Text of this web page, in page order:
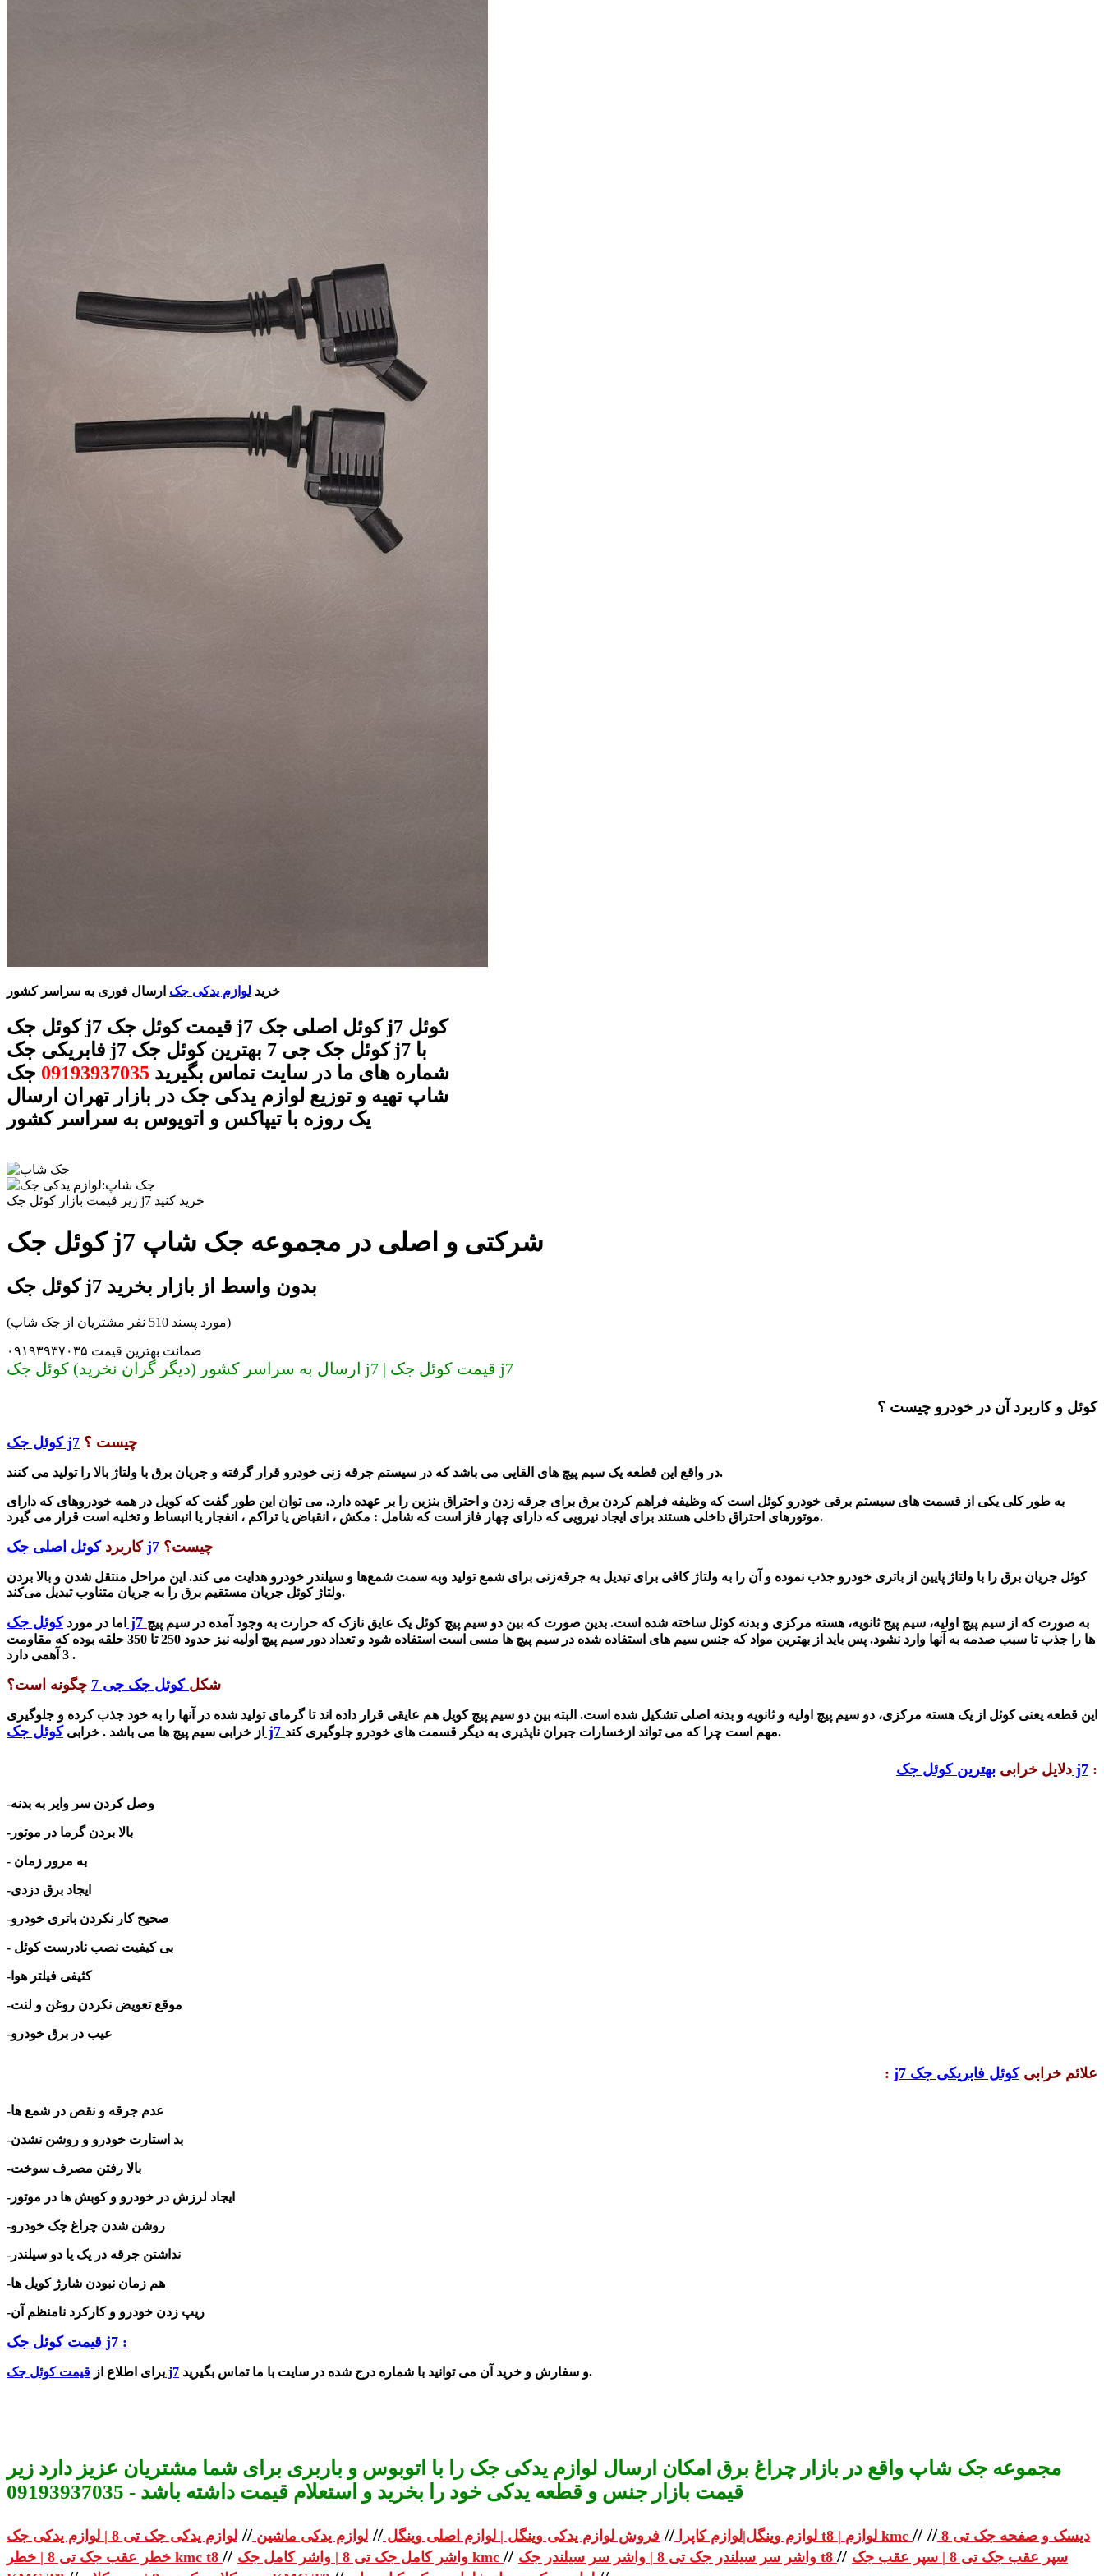
خرید لوازم یدکی جک ارسال فوری به سراسر کشور
کوئل جک j7 قیمت کوئل جک j7 کوئل اصلی جک j7 کوئل
فابریکی جک j7 کوئل جک جی 7 بهترین کوئل جک j7 با
شماره های ما در سایت تماس بگیرید 09193937035 جک
شاپ تهیه و توزیع لوازم یدکی جک در بازار تهران ارسال
یک روزه با تیپاکس و اتویوس به سراسر کشور
زیر قیمت بازار کوئل جک j7 خرید کنید
کوئل جک j7 شرکتی و اصلی در مجموعه جک شاپ
کوئل جک j7 بدون واسط از بازار بخرید
(مورد پسند 510 نفر مشتریان از جک شاپ)
ضمانت بهترین قیمت ۰۹۱۹۳۹۳۷۰۳۵
ارسال به سراسر کشور (دیگر گران نخرید) کوئل جک j7 | قیمت کوئل جک j7
کوئل و کاربرد آن در خودرو چیست ؟
کوئل جک j7 چیست ؟
در واقع این قطعه یک سیم پیچ های القایی می باشد که در سیستم جرقه زنی خودرو قرار گرفته و جریان برق با ولتاژ بالا را تولید می کنند.
به طور کلی یکی از قسمت های سیستم برقی خودرو کوئل است که وظیفه فراهم کردن برق برای جرقه زدن و احتراق بنزین را بر عهده دارد. می توان این طور گفت که کویل در همه خودروهای که دارای
موتورهای احتراق داخلی هستند برای ایجاد نیرویی که دارای چهار فاز است که شامل : مکش ، انقباض یا تراکم ، انفجار یا انبساط وتخلیه است قرار می گیرد .
کاربردکوئل اصلی جک j7 چیست؟
کوئل جریان برق را با ولتاژ پایین از باتری خودرو جذب نموده و آن را به ولتاژ کافی برای تبدیل به جرقه‌زنی برای شمع تولید وبه سمت شمع‌ها و سیلندر خودرو هدایت می کند. این مراحل منتقل شدن و بالا بردن
ولتاژ کوئل جریان مستقیم برق را به جریان متناوب تبدیل می‌کند.
اما در مورد کوئل جک j7 به صورت که از سیم پیچ اولیه، سیم پیج ثانویه، هسته مرکزی و بدنه کوئل ساخته شده است. بدین صورت که بین دو سیم پیچ کوئل یک عایق نازک که حرارت به وجود آمده در سیم پیچ
ها را جذب تا سبب صدمه به آنها وارد نشود. پس باید از بهترین مواد که جنس سیم های استفاده شده در سیم پیچ ها مسی است استفاده شود و تعداد دور سیم پیچ اولیه نیز حدود 250 تا 350 حلقه بوده که مقاومت
3 آهمی دارد .
شکل کوئل جک جی 7 چگونه است؟
این قطعه یعنی کوئل از یک هسته مرکزی، دو سیم پیچ اولیه و ثانویه و بدنه اصلی تشکیل شده است. البته بین دو سیم پیچ کویل هم عایقی قرار داده اند تا گرمای تولید شده در آنها را به خود جذب کرده و جلوگیری
از خرابی سیم پیچ ها می باشد . خرابی کوئل جک j7 مهم است چرا که می تواند ازخسارات جبران ناپذیری به دیگر قسمت های خودرو جلوگیری کند.
دلایل خرابی بهترین کوئل جک j7 :
-وصل کردن سر وایر به بدنه
-بالا بردن گرما در موتور
- به مرور زمان
-ایجاد برق دزدی
-صحیح کار نکردن باتری خودرو
- بی کیفیت نصب نادرست کوئل
-کثیفی فیلتر هوا
-موقع تعویض نکردن روغن و لنت
-عیب در برق خودرو
علائم خرابیکوئل فابریکی جک j7 :
-عدم جرقه و نقص در شمع ها
-بد استارت خودرو و روشن نشدن
-بالا رفتن مصرف سوخت
- ایجاد لرزش در خودرو و کوبش ها در موتور
-روشن شدن چراغ چک خودرو
-نداشتن جرقه در یک یا دو سیلندر
-هم زمان نبودن شارژ کویل ها
-ریپ زدن خودرو و کارکرد نامنظم آن
قیمت کوئل جک j7 :
برای اطلاع از قیمت کوئل جک j7 و سفارش و خرید آن می توانید با شماره درج شده در سایت با ما تماس بگیرید.
مجموعه جک شاپ واقع در بازار چراغ برق امکان ارسال لوازم یدکی جک را با اتوبوس و باربری برای شما مشتریان عزیز دارد زیر
قیمت بازار جنس و قطعه یدکی خود را بخرید و استعلام قیمت داشته باشد - 09193937035
لوازم وینگل|لوازم کاپرا// فروش لوازم یدکی وینگل | لوازم اصلی وینگل// لوازم یدکی ماشین// لوازم یدکی جک تی 8 | لوازم یدکی جک t8 | لوازم kmc // دیسک و صفحه جک تی 8 //
خطر عقب جک تی 8 | خطر kmc t8 // واشر کامل جک تی 8 | واشر کامل جک kmc // واشر سر سیلندر جک تی 8 | واشر سر سیلندر جک t8 // سپر عقب جک تی 8 | سپر عقب جک